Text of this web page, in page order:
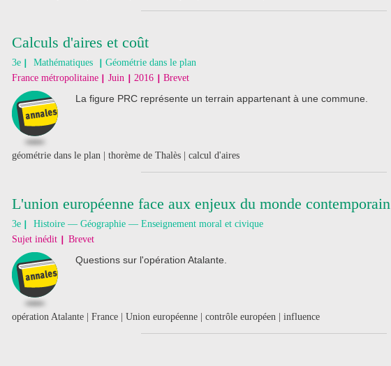
Calculs d'aires et coût
3e Mathématiques
Géométrie dans le plan
France métropolitaine Juin 2016 Brevet
La figure PRC représente un terrain appartenant à une commune.
géométrie dans le plan | thorème de Thalès | calcul d'aires
L'union européenne face aux enjeux du monde contemporain
3e
Histoire — Géographie — Enseignement moral et civique
Sujet inédit Brevet
Questions sur l'opération Atalante.
opération Atalante | France | Union européenne | contrôle européen | influence